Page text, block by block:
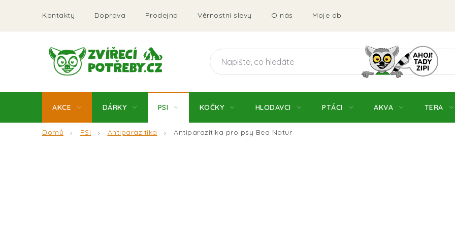
obsah
Kontakty Doprava Prodejna Věrnostní slevy O nás Moje objednávka Obchodní
AKCE DÁRKY PSI KOČKY HLODAVCI PTÁCI AKVA TERA
Domů PSI Antiparazitika Antiparazitika pro psy Bea Natur